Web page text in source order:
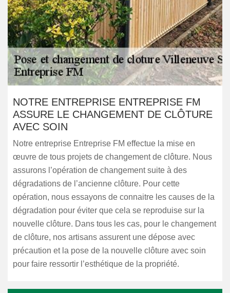
NOTRE ENTREPRISE ENTREPRISE FM
ASSURE LE CHANGEMENT DE CLÔTURE
AVEC SOIN
Notre entreprise Entreprise FM effectue la mise en
œuvre de tous projets de changement de clôture. Nous
assurons l’opération de changement suite à des
dégradations de l’ancienne clôture. Pour cette
opération, nous essayons de connaitre les causes de la
dégradation pour éviter que cela se reproduise sur la
nouvelle clôture. Dans tous les cas, pour le changement
de clôture, nos artisans assurent une dépose avec
précaution et la pose de la nouvelle clôture avec soin
pour faire ressortir l’esthétique de la propriété.